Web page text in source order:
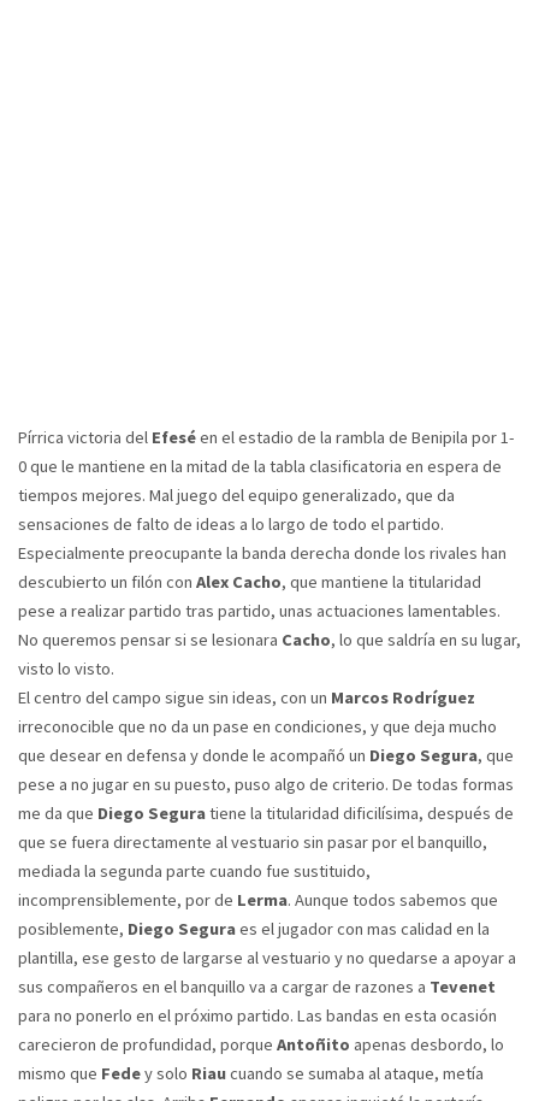
Pírrica victoria del Efeséen el estadio de la rambla de Benipila por 1-
0 que le mantiene en la mitad de la tabla clasificatoria en espera de
tiempos mejores. Mal juego del equipo generalizado, que da
sensaciones de falto de ideas a lo largo de todo el partido.
Especialmente preocupante la banda derecha donde los rivales han
descubierto un filón con Alex Cacho, que mantiene la titularidad
pese a realizar partido tras partido, unas actuaciones lamentables.
No queremos pensar si se lesionara Cacho, lo que saldría en su lugar,
visto lo visto.
El centro del campo sigue sin ideas, con un Marcos Rodríguez
irreconocible que no da un pase en condiciones, y que deja mucho
que desear en defensa y donde le acompañó un Diego Segura, que
pese a no jugar en su puesto, puso algo de criterio. De todas formas
me da que Diego Seguratiene la titularidad dificilísima, después de
que se fuera directamente al vestuario sin pasar por el banquillo,
mediada la segunda parte cuando fue sustituido,
incomprensiblemente, por de Lerma. Aunque todos sabemos que
posiblemente, Diego Seguraes el jugador con mas calidad en la
plantilla, ese gesto de largarse al vestuario y no quedarse a apoyar a
sus compañeros en el banquillo va a cargar de razones a Tevenet
para no ponerlo en el próximo partido. Las bandas en esta ocasión
carecieron de profundidad, porque Antoñito apenas desbordo, lo
mismo que Fedey solo Riaucuando se sumaba al ataque, metía